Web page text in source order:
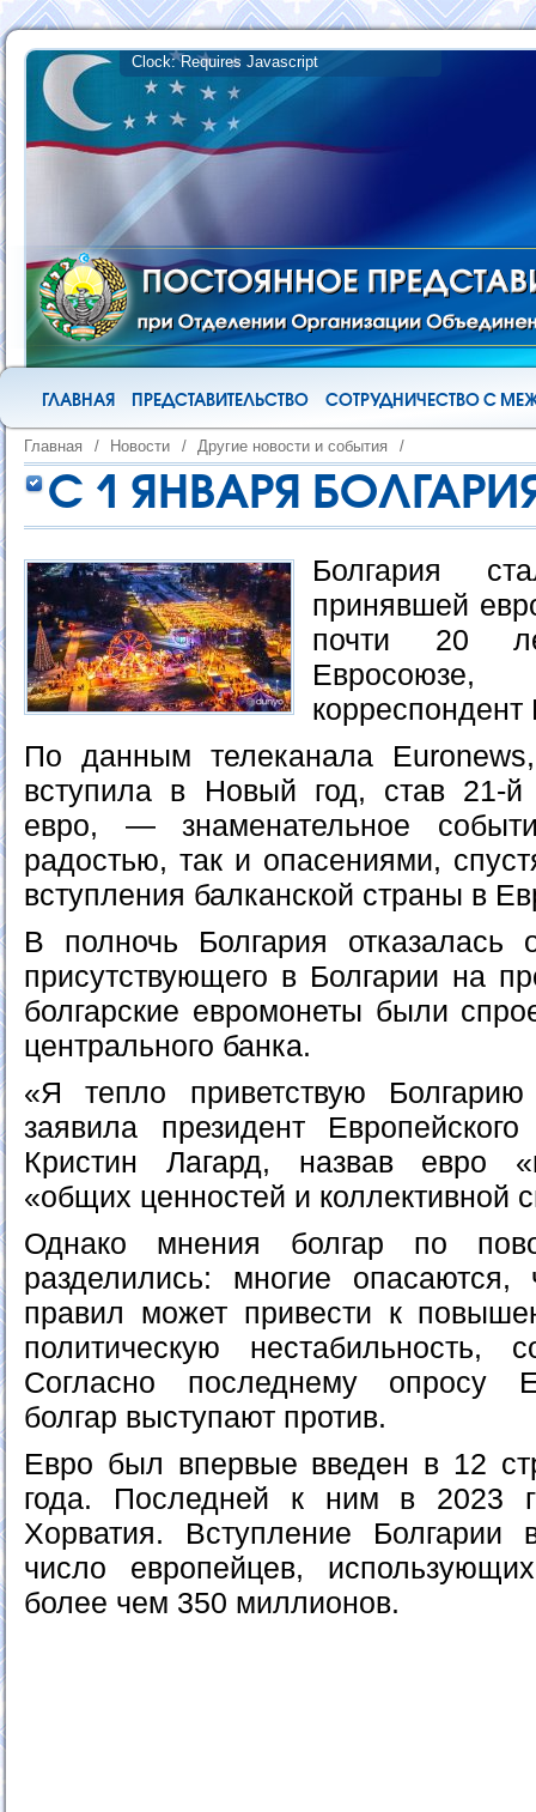
ГЛАВНАЯ ПРЕДСТАВИТЕЛЬСТВО СОТРУДНИЧЕСТВО С
Главная / Новости / Другие новости и события /
С 1 ЯНВАРЯ
Болгария
принявшей
почти 20
По данным телеканала
вступила в Новый год, став 21-й
евро, — знаменательное
радостью, так и опасениями,
вступления балканской страны в
В полночь Болгария
присутствующего в Болгарии на
болгарские евромонеты были
центрального банка.
«Я тепло приветствую
заявила президент
Кристин Лагард, назвав евро
«общих ценностей и коллективной
Однако мнения болгар по
разделились: многие
правил может привести к
политическую нестабильность,
Согласно последнему опросу
болгар выступают против.
Евро был впервые введен в 12
года. Последней к ним в 2023
Хорватия. Вступление Болгарии
число европейцев,
более чем 350 миллионов.